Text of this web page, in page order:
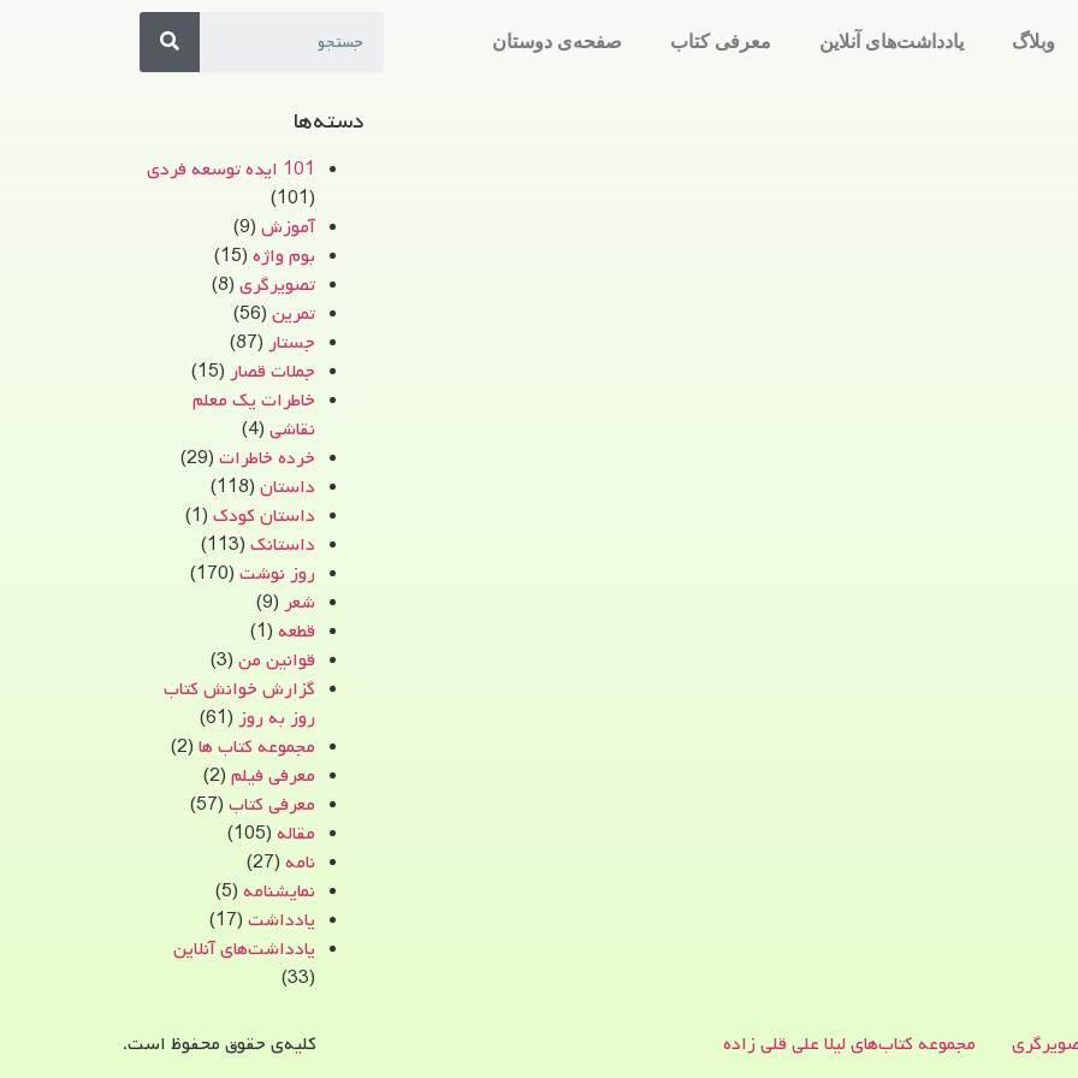
وبلاگ یادداشت‌های آنلاین معرفی کتاب صفحه‌ی دوستان
دسته‌ها
101 ایده توسعه فردی
(101)
آموزش(9)
بوم واژه(15)
تصویرگری(8)
تمرین(56)
جستار(87)
جملات قصار(15)
خاطرات یک معلم
نقاشی(4)
خرده خاطرات(29)
داستان(118)
داستان کودک(1)
داستانک(113)
روز نوشت(170)
شعر(9)
قطعه(1)
قوانین من(3)
گزارش خوانش کتاب
روز به روز(61)
مجموعه کتاب ها(2)
معرفی فیلم(2)
معرفی کتاب(57)
مقاله(105)
نامه(27)
نمایشنامه(5)
یادداشت(17)
یادداشت‌های آنلاین
(33)
مجموعه کتاب‌های لیلا علی قلی زاده کلیه‌ی حقوق محفوظ است.